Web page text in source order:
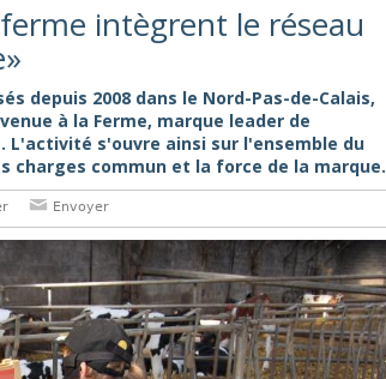
intègrent le réseau
depuis 2008 dans le Nord-Pas-de-Calais,
à la Ferme, marque leader de
s'ouvre ainsi sur l'ensemble du
charges commun et la force de la marque.
Envoyer